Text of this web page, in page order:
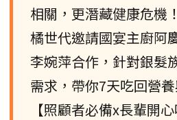
相關，更潛藏健康危機！
橘世代邀請國宴主廚阿
李婉萍合作，針對銀髮
需求，帶你7天吃回營養
【照顧者必備x長輩開心